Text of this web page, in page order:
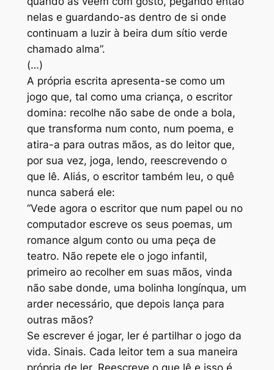
nelas e guardando-as dentro de si onde
continuam a luzir à beira dum sítio verde
chamado alma”.
(…)
A própria escrita apresenta-se como um
jogo que, tal como uma criança, o escritor
domina: recolhe não sabe de onde a bola,
que transforma num conto, num poema, e
atira-a para outras mãos, as do leitor que,
por sua vez, joga, lendo, reescrevendo o
que lê. Aliás, o escritor também leu, o quê
nunca saberá ele:
“Vede agora o escritor que num papel ou no
computador escreve os seus poemas, um
romance algum conto ou uma peça de
teatro. Não repete ele o jogo infantil,
primeiro ao recolher em suas mãos, vinda
não sabe donde, uma bolinha longínqua, um
arder necessário, que depois lança para
outras mãos?
Se escrever é jogar, ler é partilhar o jogo da
vida. Sinais. Cada leitor tem a sua maneira
própria de ler. Reescreve o que lê e isso é